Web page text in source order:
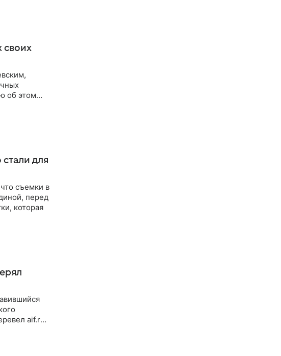
своих
об этом
для
съемки в
перед
которая
aif.ru.